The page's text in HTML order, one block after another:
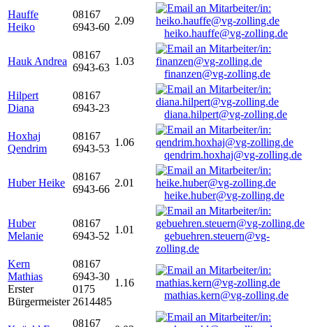
Hauffe
Heiko
08167
6943-60
2.09
heiko.hauffe@vg-zolling.de
Hauk Andrea
08167
6943-63
1.03
finanzen@vg-zolling.de
Hilpert
Diana
08167
6943-23
diana.hilpert@vg-zolling.de
Hoxhaj
Qendrim
08167
6943-53
1.06
qendrim.hoxhaj@vg-zolling.de
Huber Heike
08167
6943-66
2.01
heike.huber@vg-zolling.de
Huber
Melanie
08167
6943-52
1.01
gebuehren.steuern@vg-
zolling.de
Kern
Mathias
Erster
Bürgermeister
08167
6943-30
0175
2614485
1.16
mathias.kern@vg-zolling.de
08167